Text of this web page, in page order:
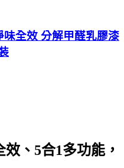
全效 分解甲醛乳膠漆
、5合1多功能，